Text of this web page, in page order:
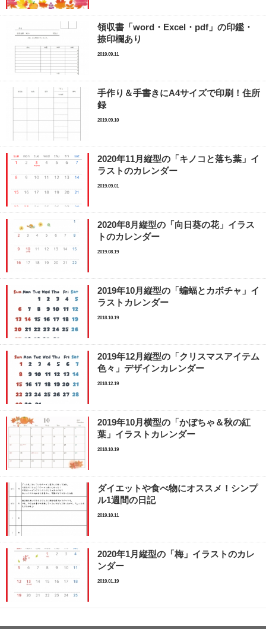
領収書「word・Excel・pdf」の印鑑・
捺印欄あり
2019.09.11
手作り＆手書きにA4サイズで印刷！住所
録
2019.09.10
2020年11月縦型の「キノコと落ち葉」イ
ラストのカレンダー
2019.09.01
2020年8月縦型の「向日葵の花」イラス
トのカレンダー
2019.08.19
2019年10月縦型の「蝙蝠とカボチャ」イ
ラストカレンダー
2018.10.19
2019年12月縦型の「クリスマスアイテム
色々」デザインカレンダー
2018.12.19
2019年10月横型の「かぼちゃ＆秋の紅
葉」イラストカレンダー
2018.10.19
ダイエットや食べ物にオススメ！シンプ
ル1週間の日記
2019.10.11
2020年1月縦型の「梅」イラストのカレ
ンダー
2019.01.19